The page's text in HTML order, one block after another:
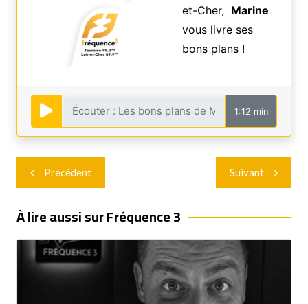
et-Cher, Marine
vous livre ses
bons plans !
1:12 min
Navigation
de
l’article
Précédent Suivant
À lire aussi sur Fréquence 3